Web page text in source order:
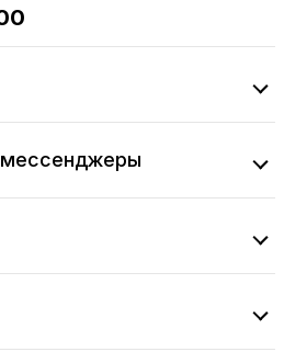
мессенджеры